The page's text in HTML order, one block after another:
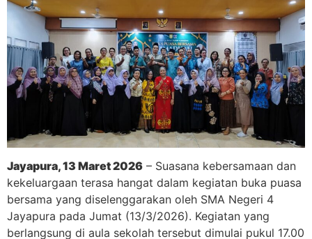
Jayapura, 13 Maret 2026 – Suasana kebersamaan dan
kekeluargaan terasa hangat dalam kegiatan buka puasa
bersama yang diselenggarakan oleh SMA Negeri 4
Jayapura pada Jumat (13/3/2026). Kegiatan yang
berlangsung di aula sekolah tersebut dimulai pukul 17.00